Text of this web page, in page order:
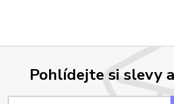
Pohlídejte si slevy